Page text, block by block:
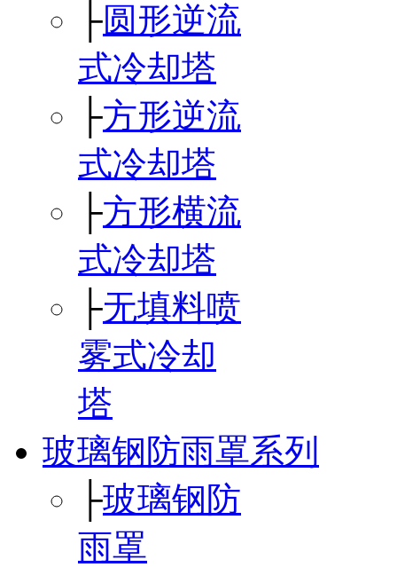
├圆形逆流
式冷却塔
├方形逆流
式冷却塔
├方形横流
式冷却塔
├无填料喷
雾式冷却
塔
玻璃钢防雨罩系列
├玻璃钢防
雨罩